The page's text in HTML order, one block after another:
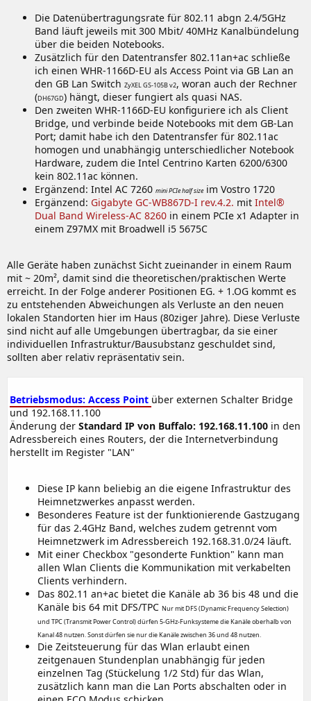
Die Datenübertragungsrate für 802.11 abgn 2.4/5GHz
Band läuft jeweils mit 300 Mbit/ 40MHz Kanalbündelung
über die beiden Notebooks.
Zusätzlich für den Datentransfer 802.11an+ac schließe
ich einen WHR-1166D-EU als Access Point via GB Lan an
den GB Lan Switch ZyXEL GS-105B v2, woran auch der Rechner
(DH67GD) hängt, dieser fungiert als quasi NAS.
Den zweiten WHR-1166D-EU konfiguriere ich als Client
Bridge, und verbinde beide Notebooks mit dem GB-Lan
Port; damit habe ich den Datentransfer für 802.11ac
homogen und unabhängig unterschiedlicher Notebook
Hardware, zudem die Intel Centrino Karten 6200/6300
kein 802.11ac können.
Ergänzend: Intel AC 7260 mini PCIe half sizeim Vostro 1720
Ergänzend: Gigabyte GC-WB867D-I rev.4.2. mit Intel®
Dual Band Wireless-AC 8260 in einem PCIe x1 Adapter in
einem Z97MX mit Broadwell i5 5675C
Alle Geräte haben zunächst Sicht zueinander in einem Raum
mit ~ 20m², damit sind die theoretischen/praktischen Werte
erreicht. In der Folge anderer Positionen EG. + 1.OG kommt es
zu entstehenden Abweichungen als Verluste an den neuen
lokalen Standorten hier im Haus (80ziger Jahre). Diese Verluste
sind nicht auf alle Umgebungen übertragbar, da sie einer
individuellen Infrastruktur/Bausubstanz geschuldet sind,
sollten aber relativ repräsentativ sein.
Betriebsmodus: Access Point über externen Schalter Bridge
und 192.168.11.100
Änderung der Standard IP von Buffalo: 192.168.11.100 in den
Adressbereich eines Routers, der die Internetverbindung
herstellt im Register "LAN"
Diese IP kann beliebig an die eigene Infrastruktur des
Heimnetzwerkes anpasst werden.
Besonderes Feature ist der funktionierende Gastzugang
für das 2.4GHz Band, welches zudem getrennt vom
Heimnetzwerk im Adressbereich 192.168.31.0/24 läuft.
Mit einer Checkbox "gesonderte Funktion" kann man
allen Wlan Clients die Kommunikation mit verkabelten
Clients verhindern.
Das 802.11 an+ac bietet die Kanäle ab 36 bis 48 und die
Kanäle bis 64 mit DFS/TPC Nur mit DFS (Dynamic Frequency Selection)
und TPC (Transmit Power Control) dürfen 5-GHz-Funksysteme die Kanäle oberhalb von
Kanal 48 nutzen. Sonst dürfen sie nur die Kanäle zwischen 36 und 48 nutzen.
Die Zeitsteuerung für das Wlan erlaubt einen
zeitgenauen Stundenplan unabhängig für jeden
einzelnen Tag (Stückelung 1/2 Std) für das Wlan,
zusätzlich kann man die Lan Ports abschalten oder in